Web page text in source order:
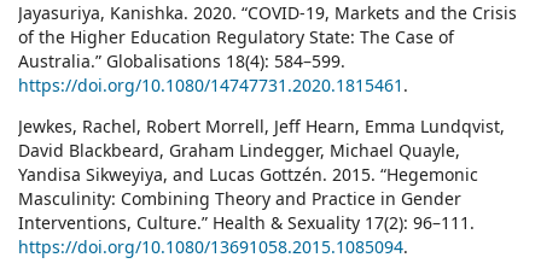
Jayasuriya, Kanishka. 2020. “COVID-19, Markets and the Crisis
of the Higher Education Regulatory State: The Case of
Australia.” Globalisations 18(4): 584–599.
https://doi.org/10.1080/14747731.2020.1815461 .
Jewkes, Rachel, Robert Morrell, Jeff Hearn, Emma Lundqvist,
David Blackbeard, Graham Lindegger, Michael Quayle,
Yandisa Sikweyiya, and Lucas Gottzén. 2015. “Hegemonic
Masculinity: Combining Theory and Practice in Gender
Interventions, Culture.” Health & Sexuality 17(2): 96–111.
https://doi.org/10.1080/13691058.2015.1085094.